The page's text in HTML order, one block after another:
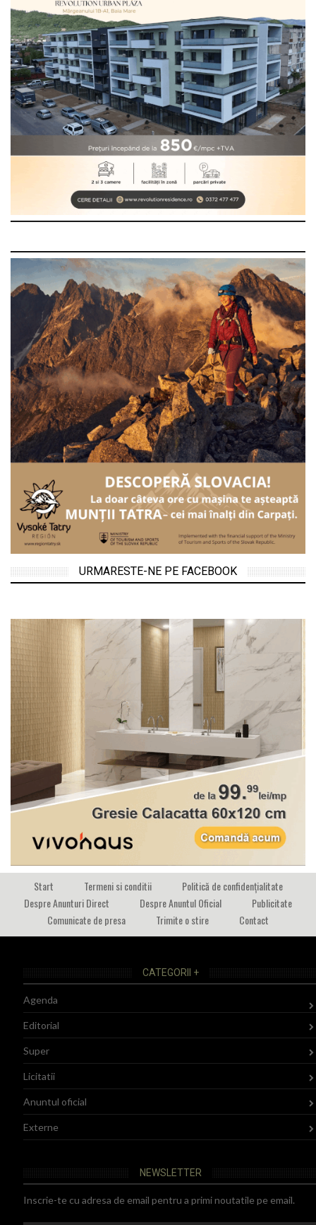
URMARESTE-NE PE FACEBOOK
Start Termeni si conditii
Politică de confidențialitate
Despre Anunturi Direct
Despre Anuntul Oficial
Publicitate
Comunicate de presa
Trimite o stire Contact
CATEGORII +
Agenda
Editorial
Super
Licitatii
Anuntul oficial
Externe
NEWSLETTER
Inscrie-te cu adresa de email pentru a primi noutatile pe email.